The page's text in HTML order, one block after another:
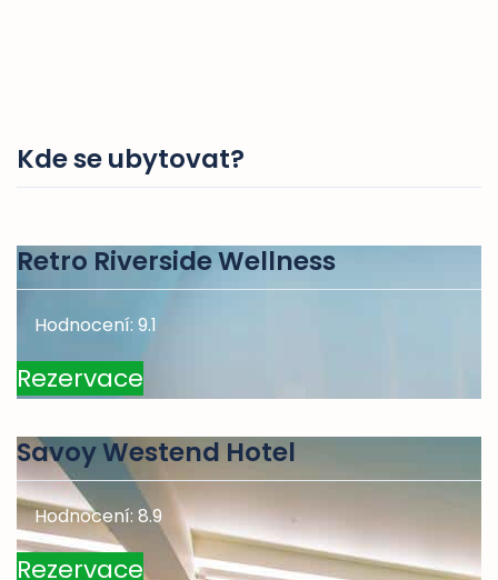
Kde se ubytovat?
Retro Riverside Wellness
Hodnocení: 9.1
Rezervace
Savoy Westend Hotel
Hodnocení: 8.9
Rezervace